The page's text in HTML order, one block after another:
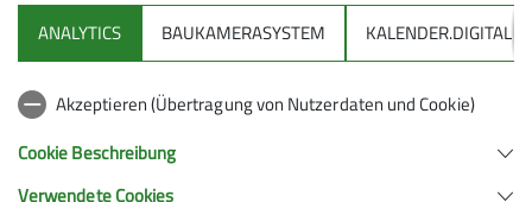
mehr erfahren
DAV Infos zu Bergsport allgemein
ANALYTICS BAUKAMERASYSTEM KALENDER.DIGITAL
Akzeptieren (Übertragung von Nutzerdaten und Cookie)
Cookie Beschreibung
Verwendete Cookies